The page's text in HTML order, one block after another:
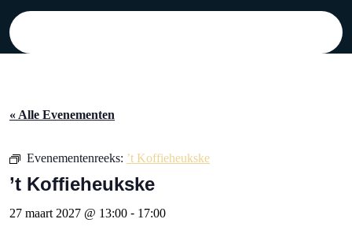
« Alle Evenementen
Evenementenreeks: ’t Koffieheukske
’t Koffieheukske
27 maart 2027 @ 13:00 - 17:00